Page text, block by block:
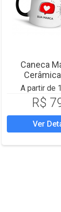
Caneca
A partir de
R$
Ver